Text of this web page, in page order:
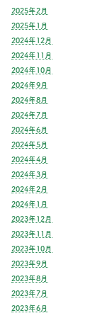
2025年2月
2025年1月
2024年12月
2024年11月
2024年10月
2024年9月
2024年8月
2024年7月
2024年6月
2024年5月
2024年4月
2024年3月
2024年2月
2024年1月
2023年12月
2023年11月
2023年10月
2023年9月
2023年8月
2023年7月
2023年6月